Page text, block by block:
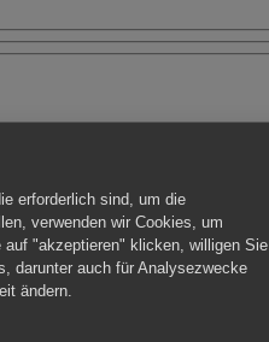
erforderlich sind, um die
verwenden wir Cookies, um
"akzeptieren" klicken, willigen Sie
darunter auch für Analysezwecke
ändern.